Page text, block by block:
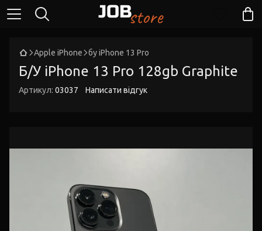
Apple iPhone бу iPhone 13 Pro
Б/У iPhone 13 Pro 128gb Graphite
Артикул: 03037 Написати відгук